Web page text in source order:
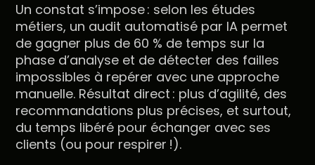
Un constat s’impose : selon les études
métiers, un audit automatisé par IA permet
de gagner plus de 60 % de temps sur la
phase d’analyse et de détecter des failles
impossibles à repérer avec une approche
manuelle. Résultat direct : plus d’agilité, des
recommandations plus précises, et surtout,
du temps libéré pour échanger avec ses
clients (ou pour respirer !).